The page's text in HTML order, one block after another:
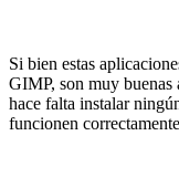
Si bien estas
GIMP, son muy buenas
hace falta instalar
funcionen